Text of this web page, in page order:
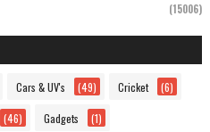
(15006)
Cars & UV's (49) Cricket (6)
(46) Gadgets (1)